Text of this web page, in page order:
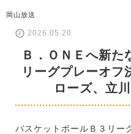
岡山放送
2026.05.20
Ｂ．ＯＮＥへ新
リーグプレーオ
ローズ、立
バスケットボールＢ３リー